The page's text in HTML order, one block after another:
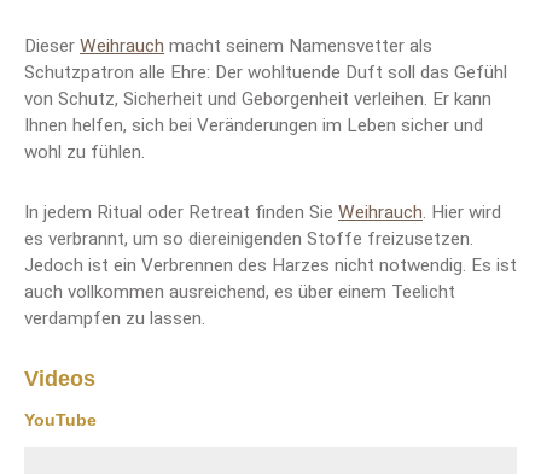
Dieser Weihrauch macht seinem Namensvetter als
Schutzpatron alle Ehre: Der wohltuende Duft soll das Gefühl
von Schutz, Sicherheit und Geborgenheit verleihen. Er kann
Ihnen helfen, sich bei Veränderungen im Leben sicher und
wohl zu fühlen.
In jedem Ritual oder Retreat finden Sie Weihrauch. Hier wird
es verbrannt, um so diereinigenden Stoffe freizusetzen.
Jedoch ist ein Verbrennen des Harzes nicht notwendig. Es ist
auch vollkommen ausreichend, es über einem Teelicht
verdampfen zu lassen.
Videos
YouTube